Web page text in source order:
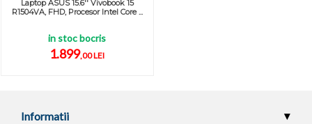
Laptop ASUS 15.6'' Vivobook 15
R1504VA, FHD, Procesor Intel Core ...
in stoc bocris
1.899,00 LEI
Informatii